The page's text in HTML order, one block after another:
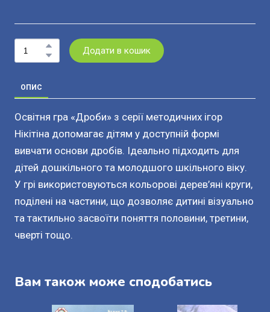
Додати в кошик
ОПИС
Освітня гра «Дроби» з серії методичних ігор
Нікітіна допомагає дітям у доступній формі
вивчати основи дробів. Ідеально підходить для
дітей дошкільного та молодшого шкільного віку.
У грі використовуються кольорові дерев’яні круги,
поділені на частини, що дозволяє дитині візуально
та тактильно засвоїти поняття половини, третини,
чверті тощо.
Вам також може сподобатись